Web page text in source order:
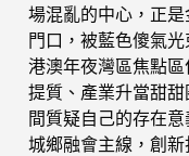
場混亂的中心，正
門口，被藍色傻氣
港澳年夜灣區焦點
提質、產業升當甜
間質疑自己的存在
城鄉融會主線，創